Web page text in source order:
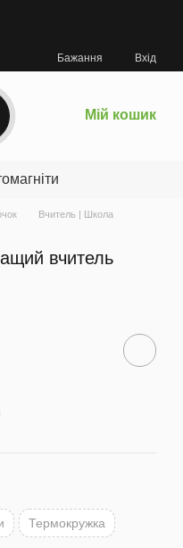
Бажання Вхід
Мій кошик
Вчитель | Школа
вчитель
Термокружка